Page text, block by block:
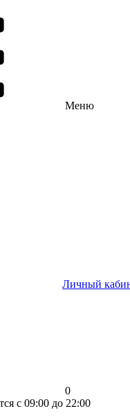
Меню
Личный
0
с 09:00 до 22:00